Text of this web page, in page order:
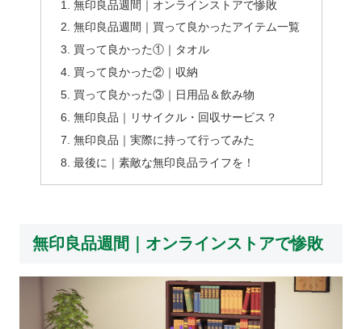
無印良品週間｜オンラインストアで惨敗
無印良品週間｜買って良かったアイテム一覧
買って良かった①｜タオル
買って良かった②｜収納
買って良かった③｜日用品＆飲み物
無印良品｜リサイクル・回収サービス？
無印良品｜実際に持って行ってみた
最後に｜素敵な無印良品ライフを！
無印良品週間｜オンラインストアで惨敗